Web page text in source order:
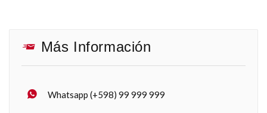
Más Información
Whatsapp (+598) 99 999 999